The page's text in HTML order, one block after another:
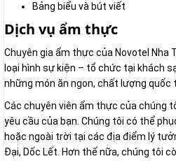
Bảng biểu và bút viết
Dịch vụ ẩm thực
Chuyên gia ẩm thực của Novotel Nha
loại hình sự kiện – tổ chức tại khách
những món ăn ngon, chất lượng quốc
Các chuyên viên ẩm thực của chúng
yêu cầu của bạn. Chúng tôi có thể
hoặc ngoài trời tại các địa điểm lý
Đại, Dốc Lết. Hơn thế nữa, chúng tôi